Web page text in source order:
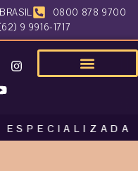
0800 878 9700
9 9916-1717